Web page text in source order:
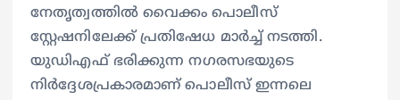
നേതൃത്വത്തിൽ വൈക്കം പൊലീസ്
സ്റ്റേഷനിലേക്ക് പ്രതിഷേധ മാർച്ച് നടത്തി.
യുഡിഎഫ് ഭരിക്കുന്ന നഗരസഭയുടെ
നിർദ്ദേശപ്രകാരമാണ് പൊലീസ് ഇന്നലെ